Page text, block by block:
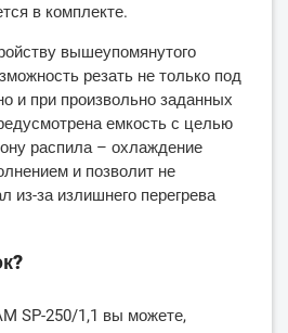
в комплекте.
вышеупомянутого
резать не только под
и при произвольно заданных
емкость с целью
распила – охлаждение
и позволит не
из-за излишнего перегрева
SP-250/1,1 вы можете,